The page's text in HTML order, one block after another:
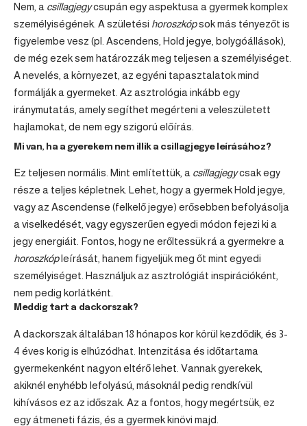
Nem, a csillagjegycsupán egy aspektusa a gyermek komplex
személyiségének. A születési horoszkópsok más tényezőt is
figyelembe vesz (pl. Ascendens, Hold jegye, bolygóállások),
de még ezek sem határozzák meg teljesen a személyiséget.
A nevelés, a környezet, az egyéni tapasztalatok mind
formálják a gyermeket. Az asztrológia inkább egy
iránymutatás, amely segíthet megérteni a veleszületett
hajlamokat, de nem egy szigorú előírás.
Mi van, ha a gyerekem nem illik a csillagjegye leírásához?
Ez teljesen normális. Mint említettük, a csillagjegycsak egy
része a teljes képletnek. Lehet, hogy a gyermek Hold jegye,
vagy az Ascendense (felkelő jegye) erősebben befolyásolja
a viselkedését, vagy egyszerűen egyedi módon fejezi ki a
jegy energiáit. Fontos, hogy ne erőltessük rá a gyermekre a
horoszkópleírását, hanem figyeljük meg őt mint egyedi
személyiséget. Használjuk az asztrológiát inspirációként,
nem pedig korlátként.
Meddig tart a dackorszak?
A dackorszak általában 18 hónapos kor körül kezdődik, és 3-
4 éves korig is elhúzódhat. Intenzitása és időtartama
gyermekenként nagyon eltérő lehet. Vannak gyerekek,
akiknél enyhébb lefolyású, másoknál pedig rendkívül
kihívásos ez az időszak. Az a fontos, hogy megértsük, ez
egy átmeneti fázis, és a gyermek kinövi majd.